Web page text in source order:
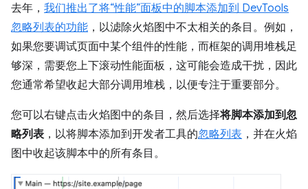
去年， 我们推出了将“性能”面板中的脚本添加到 DevTools
忽略列表的功能 ，以滤除火焰图中不太相关的条目。例如，
如果您要调试页面中某个组件的性能，而框架的调用堆栈足
够深，需要您上下滚动性能面板，这可能会造成干扰，因此
您通常希望收起大部分调用堆栈，以便专注于重要部分。
您可以右键点击火焰图中的条目，然后选择将脚本添加到忽
略列表 ，以将脚本添加到开发者工具的忽略列表 ，并在火焰
图中收起该脚本中的所有条目。